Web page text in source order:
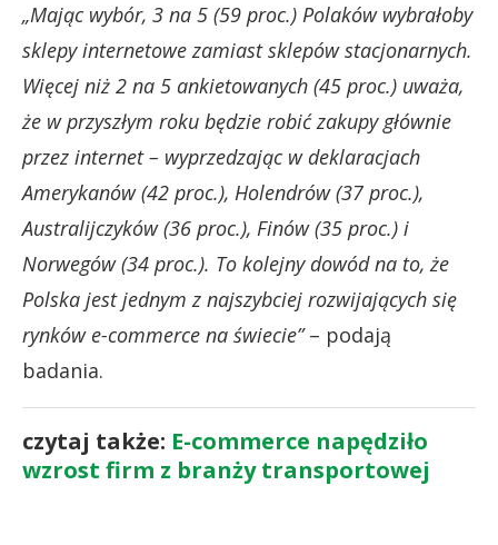
„Mając wybór, 3 na 5 (59 proc.) Polaków wybrałoby
sklepy internetowe zamiast sklepów stacjonarnych.
Więcej niż 2 na 5 ankietowanych (45 proc.) uważa,
że w przyszłym roku będzie robić zakupy głównie
przez internet – wyprzedzając w deklaracjach
Amerykanów (42 proc.), Holendrów (37 proc.),
Australijczyków (36 proc.), Finów (35 proc.) i
Norwegów (34 proc.). To kolejny dowód na to, że
Polska jest jednym z najszybciej rozwijających się
rynków e-commerce na świecie”– podają
badania.
czytaj także: E-commerce napędziło
wzrost firm z branży transportowej